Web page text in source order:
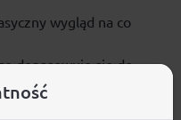
wygląd na co
dopasowuje się do
uniwersalne